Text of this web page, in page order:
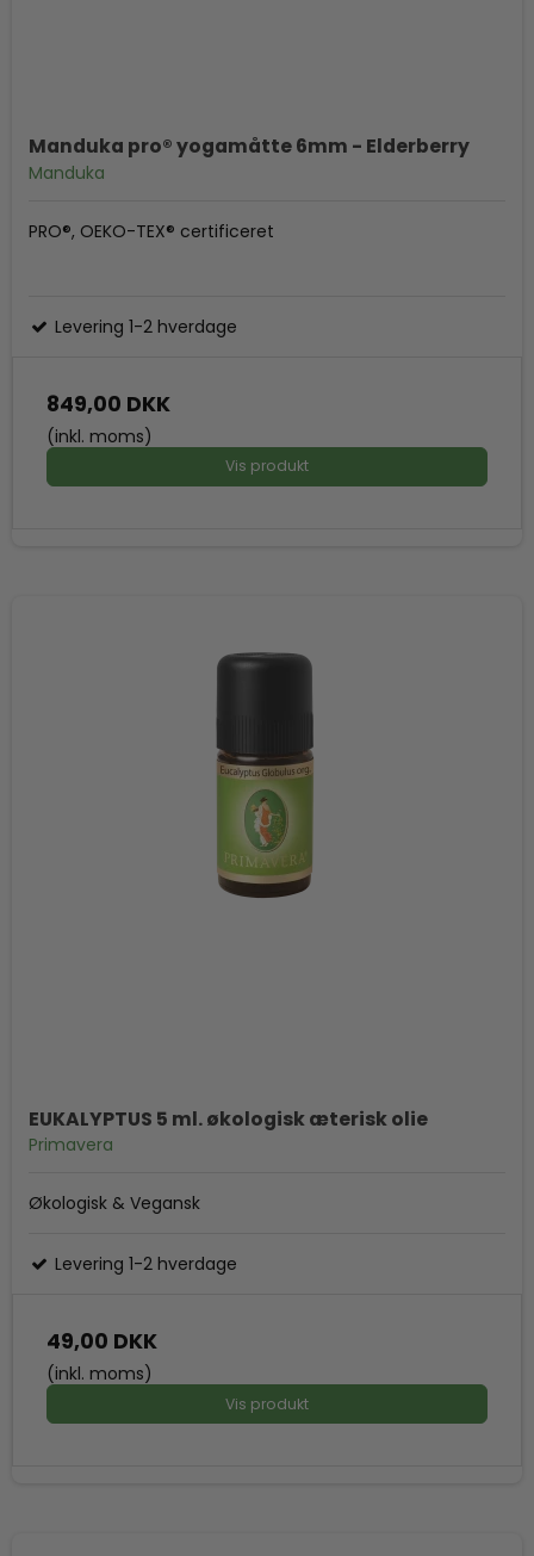
Manduka pro® yogamåtte 6mm - Elderberry
Manduka
PRO®, OEKO-TEX®️ certificeret
Levering 1-2 hverdage
849,00 DKK
(inkl. moms)
Vis produkt
EUKALYPTUS 5 ml. økologisk æterisk olie
Primavera
Økologisk & Vegansk
Levering 1-2 hverdage
49,00 DKK
(inkl. moms)
Vis produkt